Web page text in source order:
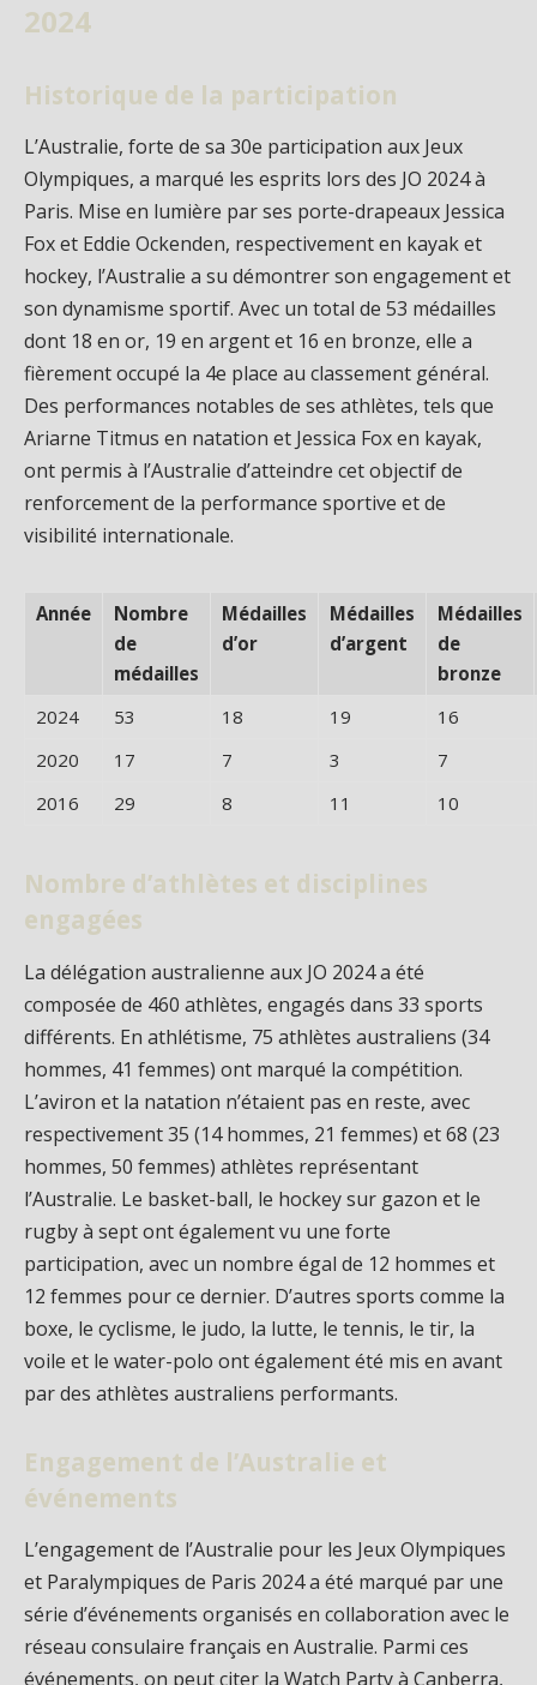
2024
Historique de la participation
L’Australie, forte de sa 30e participation aux Jeux
Olympiques, a marqué les esprits lors des JO 2024 à
Paris. Mise en lumière par ses porte-drapeaux Jessica
Fox et Eddie Ockenden, respectivement en kayak et
hockey, l’Australie a su démontrer son engagement et
son dynamisme sportif. Avec un total de 53 médailles
dont 18 en or, 19 en argent et 16 en bronze, elle a
fièrement occupé la 4e place au classement général.
Des performances notables de ses athlètes, tels que
Ariarne Titmus en natation et Jessica Fox en kayak,
ont permis à l’Australie d’atteindre cet objectif de
renforcement de la performance sportive et de
visibilité internationale.
Année
Nombre
de
médailles
Médailles
d’or
Médailles
d’argent
Médailles
de
bronze
2024
53 18 19
16
2020
17 7 3
7
2016
29 8 11 10
Nombre d’athlètes et disciplines
engagées
La délégation australienne aux JO 2024 a été
composée de 460 athlètes, engagés dans 33 sports
différents. En athlétisme, 75 athlètes australiens (34
hommes, 41 femmes) ont marqué la compétition.
L’aviron et la natation n’étaient pas en reste, avec
respectivement 35 (14 hommes, 21 femmes) et 68 (23
hommes, 50 femmes) athlètes représentant
l’Australie. Le basket-ball, le hockey sur gazon et le
rugby à sept ont également vu une forte
participation, avec un nombre égal de 12 hommes et
12 femmes pour ce dernier. D’autres sports comme la
boxe, le cyclisme, le judo, la lutte, le tennis, le tir, la
voile et le water-polo ont également été mis en avant
par des athlètes australiens performants.
Engagement de l’Australie et
événements
L’engagement de l’Australie pour les Jeux Olympiques
et Paralympiques de Paris 2024 a été marqué par une
série d’événements organisés en collaboration avec le
réseau consulaire français en Australie. Parmi ces
événements, on peut citer la Watch Party à Canberra,